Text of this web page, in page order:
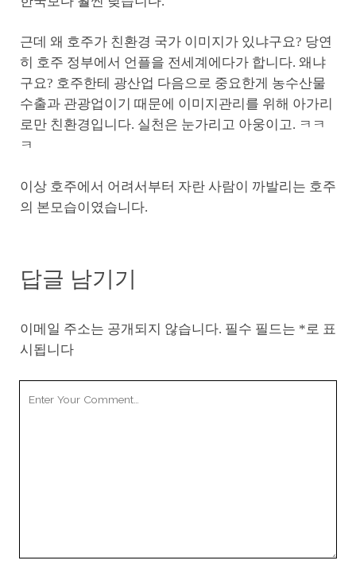
근데 왜 호주가 친환경 국가 이미지가 있냐구요? 당연
히 호주 정부에서 언플을 전세계에다가 합니다. 왜냐
구요? 호주한테 광산업 다음으로 중요한게 농수산물
수출과 관광업이기 때문에 이미지관리를 위해 아가리
로만 친환경입니다. 실천은 눈가리고 아웅이고. ㅋㅋ
ㅋ
이상 호주에서 어려서부터 자란 사람이 까발리는 호주
의 본모습이였습니다.
답글 남기기
이메일 주소는 공개되지 않습니다. 필수 필드는 *로 표
시됩니다